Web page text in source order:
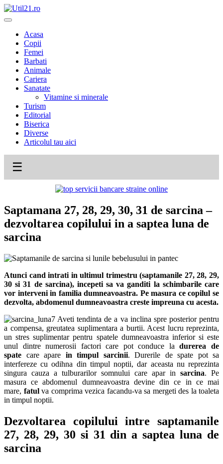
Skip
to
Acasa
Copii
Femei
Barbati
Animale
Cariera
Sanatate
Vitamine si minerale
Turism
Editorial
Biserica
Diverse
Articolul tau aici
☰
Saptamana 27, 28, 29, 30, 31 de sarcina –
dezvoltarea copilului in a saptea luna de
sarcina
Atunci cand intrati in ultimul trimestru (saptamanile 27, 28, 29,
30 si 31 de sarcina), incepeti sa va ganditi la schimbarile care
vor interveni in familia dumneavoastra. Pe masura ce copilul se
dezvolta, abdomenul dumneavoastra creste impreuna cu acesta.
Aveti tendinta de a va inclina spre posterior pentru
a compensa, greutatea suplimentara a burtii. Acest lucru reprezinta,
un stres suplimentar pentru spatele dumneavoastra inferior si este
unul dintre numerosii factori care pot conduce ladurerea de
spate care apare in timpul sarcinii. Durerile de spate pot sa
interfereze cu odihna din timpul noptii, dar aceasta nu reprezinta
singura cauza a tulburarilor somnului care apar in sarcina. Pe
masura ce abdomenul dumneavoastra devine din ce in ce mai
mare, fatulva comprima vezica facandu-va sa mergeti des la toaleta
in timpul noptii.
Dezvoltarea copilului intre saptamanile
27, 28, 29, 30 si 31 din a saptea luna de
sarcina